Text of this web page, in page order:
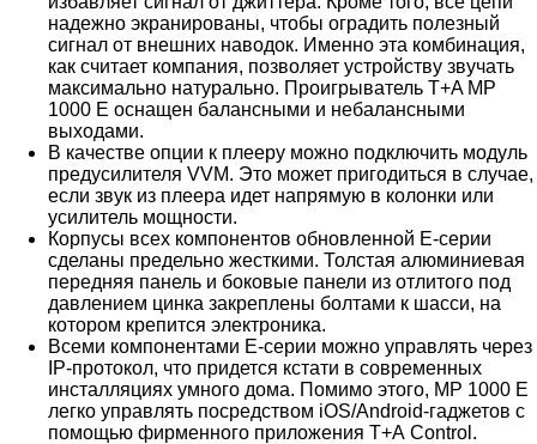
надежно экранированы, чтобы оградить полезный
сигнал от внешних наводок. Именно эта комбинация,
как считает компания, позволяет устройству звучать
максимально натурально. Проигрыватель T+A MP
1000 E оснащен балансными и небалансными
выходами.
В качестве опции к плееру можно подключить модуль
предусилителя VVM. Это может пригодиться в случае,
если звук из плеера идет напрямую в колонки или
усилитель мощности.
Корпусы всех компонентов обновленной E-серии
сделаны предельно жесткими. Толстая алюминиевая
передняя панель и боковые панели из отлитого под
давлением цинка закреплены болтами к шасси, на
котором крепится электроника.
Всеми компонентами E-серии можно управлять через
IP-протокол, что придется кстати в современных
инсталляциях умного дома. Помимо этого, MP 1000 E
легко управлять посредством iOS/Android-гаджетов с
помощью фирменного приложения Т+А Control.